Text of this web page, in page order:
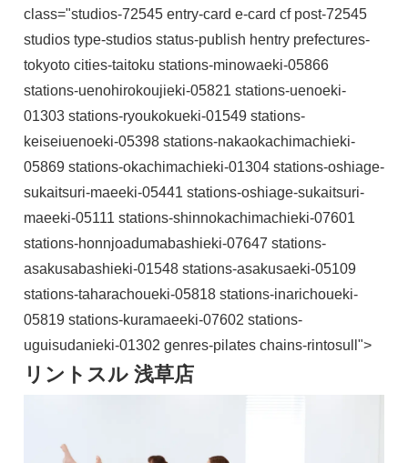
class="studios-72545 entry-card e-card cf post-72545
studios type-studios status-publish hentry prefectures-
tokyoto cities-taitoku stations-minowaeki-05866
stations-uenohirokoujieki-05821 stations-uenoeki-
01303 stations-ryoukokueki-01549 stations-
keiseiuenoeki-05398 stations-nakaokachimachieki-
05869 stations-okachimachieki-01304 stations-oshiage-
sukaitsuri-maeeki-05441 stations-oshiage-sukaitsuri-
maeeki-05111 stations-shinnokachimachieki-07601
stations-honnjoadumabashieki-07647 stations-
asakusabashieki-01548 stations-asakusaeki-05109
stations-taharachoueki-05818 stations-inarichoueki-
05819 stations-kuramaeeki-07602 stations-
uguisudanieki-01302 genres-pilates chains-rintosull">
リントスル 浅草店